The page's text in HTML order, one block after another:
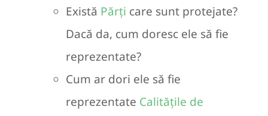
Există Părți care sunt protejate?
Dacă da, cum doresc ele să fie
reprezentate?
Cum ar dori ele să fie
reprezentate Calitățile de